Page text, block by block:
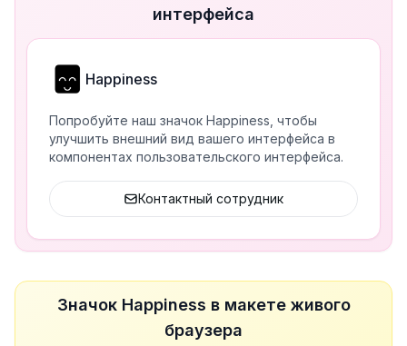
интерфейса
Happiness
Попробуйте наш значок Happiness, чтобы
улучшить внешний вид вашего интерфейса в
компонентах пользовательского интерфейса.
Контактный сотрудник
Значок Happiness в макете живого
браузера